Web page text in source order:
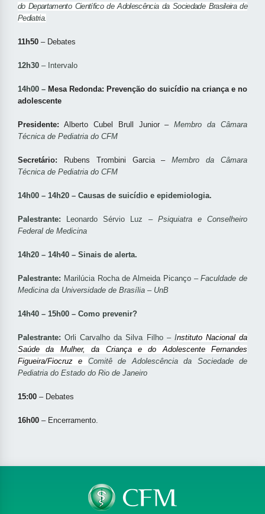
do Departamento Científico de Adolescência da Sociedade Brasileira de
Pediatria.
11h50 – Debates
12h30 – Intervalo
14h00 – Mesa Redonda: Prevenção do suicídio na criança e no
adolescente
Presidente: Alberto Cubel Brull Junior –Membro da Câmara
Técnica de Pediatria do CFM
Secretário: Rubens Trombini Garcia –Membro da Câmara
Técnica de Pediatria do CFM
14h00 – 14h20 – Causas de suicídio e epidemiologia.
Palestrante: Leonardo Sérvio Luz – Psiquiatra e Conselheiro
Federal de Medicina
14h20 – 14h40 – Sinais de alerta.
Palestrante: Marilúcia Rocha de Almeida Picanço –Faculdade de
Medicina da Universidade de Brasília – UnB
14h40 – 15h00 – Como prevenir?
Palestrante:Orli Carvalho da Silva Filho – Instituto Nacional da
Saúde da Mulher, da Criança e do Adolescente Fernandes
Figueira/Fiocruz e Comitê de Adolescência da Sociedade de
Pediatria do Estado do Rio de Janeiro
15:00 – Debates
16h00 – Encerramento.